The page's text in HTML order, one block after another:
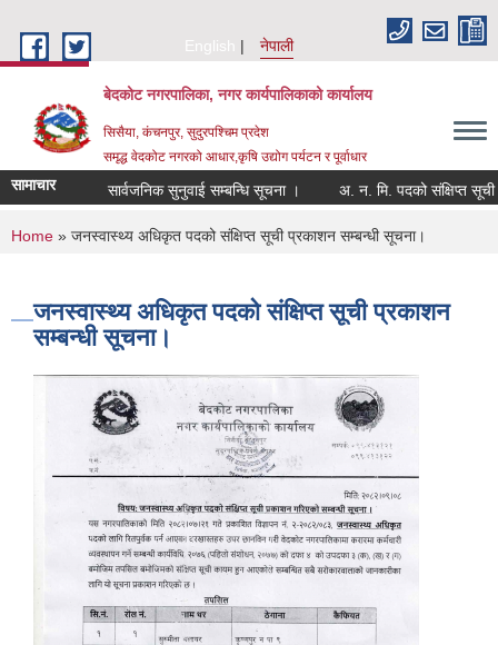
English
नेपाली
बेदकोट नगरपालिका, नगर कार्यपालिकाको कार्यालय
सिसैया, कंचनपुर, सुदुरपश्चिम प्रदेश
समृद्ध वेदकोट नगरको आधार,कृषि उद्योग पर्यटन र पूर्वाधार
सामाचार सार्वजनिक सुनुवाई सम्बन्धि सूचना ।
You are here
Home » जनस्वास्थ्य अधिकृत पदको संक्षिप्त सूची प्रकाशन सम्बन्धी सूचना।
जनस्वास्थ्य अधिकृत पदको संक्षिप्त सूची प्रकाशन
सम्बन्धी सूचना।